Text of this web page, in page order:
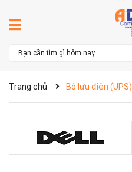
Trang chủ Bộ lưu điện (UPS)